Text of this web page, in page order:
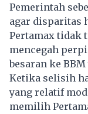
Pemerintah
agar disparitas
Pertamax tidak
mencegah
besaran ke
Ketika selisih
yang relatif
memilih